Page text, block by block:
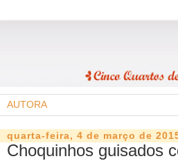
quarta-feira, 4 de março de
Choquinhos guisados